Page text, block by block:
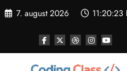
7. august 2026 11:20:24